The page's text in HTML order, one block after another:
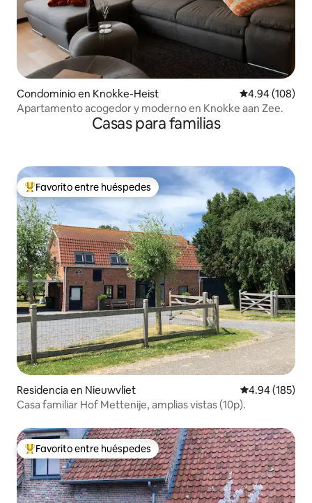
Condominio en Knokke-Heist Calificación
4.94 (108)
Apartamento acogedor y moderno en Knokke aan Zee.
Casas para familias
De los mejores en Favorito entre huéspedes
Favorito entre huéspedes
Residencia en Nieuwvliet Calificación
4.94 (185)
Casa familiar Hof Mettenije, amplias vistas (10p).
De los mejores en Favorito entre huéspedes
Favorito entre huéspedes